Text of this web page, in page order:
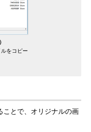
をコピー
とで、オリジナルの画